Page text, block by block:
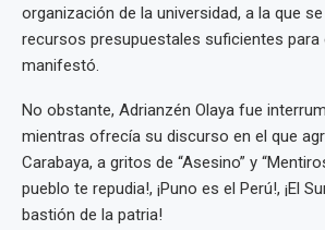
organización de la universidad, a la que
recursos presupuestales suficientes para
manifestó.
No obstante, Adrianzén Olaya fue
mientras ofrecía su discurso en el que
Carabaya, a gritos de “Asesino” y
pueblo te repudia!, ¡Puno es el Perú!, ¡El
bastión de la patria!